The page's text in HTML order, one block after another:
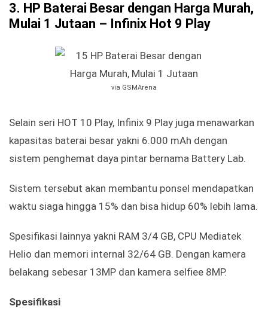
3. HP Baterai Besar dengan Harga Murah,
Mulai 1 Jutaan – Infinix Hot 9 Play
via GSMArena
Selain seri HOT 10 Play, Infinix 9 Play juga menawarkan
kapasitas baterai besar yakni 6.000 mAh dengan
sistem penghemat daya pintar bernama Battery Lab.
Sistem tersebut akan membantu ponsel mendapatkan
waktu siaga hingga 15% dan bisa hidup 60% lebih lama.
Spesifikasi lainnya yakni RAM 3/4 GB, CPU Mediatek
Helio dan memori internal 32/64 GB. Dengan kamera
belakang sebesar 13MP dan kamera selfiee 8MP.
Spesifikasi